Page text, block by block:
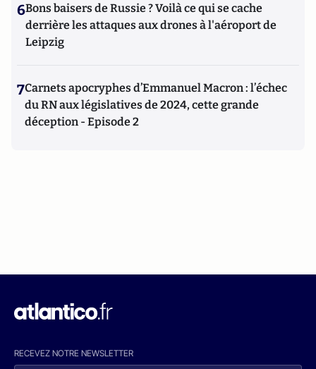
6Bons baisers de Russie ? Voilà ce qui se cache
derrière les attaques aux drones à l'aéroport de
Leipzig
7Carnets apocryphes d’Emmanuel Macron : l’échec
du RN aux législatives de 2024, cette grande
déception - Episode 2
RECEVEZ NOTRE NEWSLETTER